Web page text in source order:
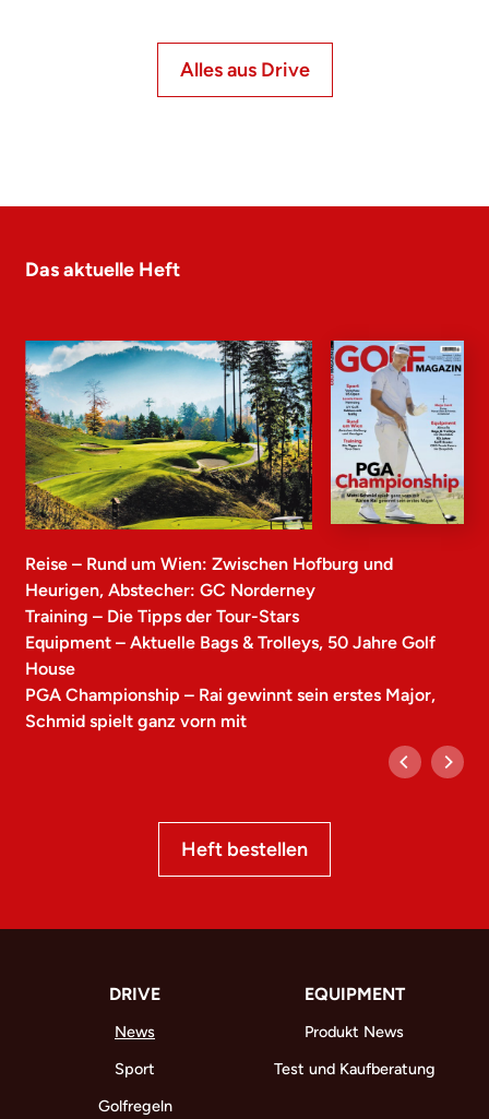
Alles aus Drive
Das aktuelle Heft
Reise – Rund um Wien: Zwischen Hofburg und
Heurigen, Abstecher: GC Norderney
Training – Die Tipps der Tour-Stars
Equipment – Aktuelle Bags & Trolleys, 50 Jahre Golf
House
PGA Championship – Rai gewinnt sein erstes Major,
Schmid spielt ganz vorn mit
Heft bestellen
DRIVE
News
Sport
Golfregeln
EQUIPMENT
Produkt News
Test und Kaufberatung